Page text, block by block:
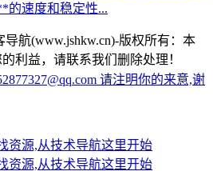
的速度和稳定性...
导航(www.jshkw.cn)-版权所有：本
利益，请联系我们删除处理！
请注明你的来意,谢